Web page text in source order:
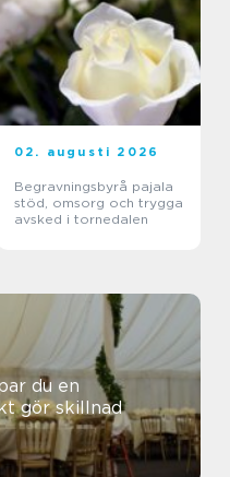
02. augusti 2026
Begravningsbyrå pajala
stöd, omsorg och trygga
avsked i tornedalen
gör skillnad